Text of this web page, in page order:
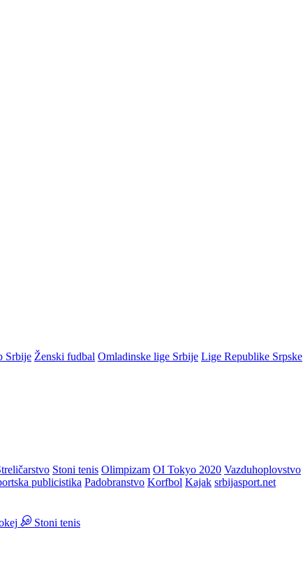
Srbije Ženski fudbal Omladinske lige Srbije Lige Republike Srpske
Stoni tenis Olimpizam OI Tokyo 2020 Vazduhoplovstvo
publicistika Padobranstvo Korfbol Kajak srbijasport.net
Stoni tenis